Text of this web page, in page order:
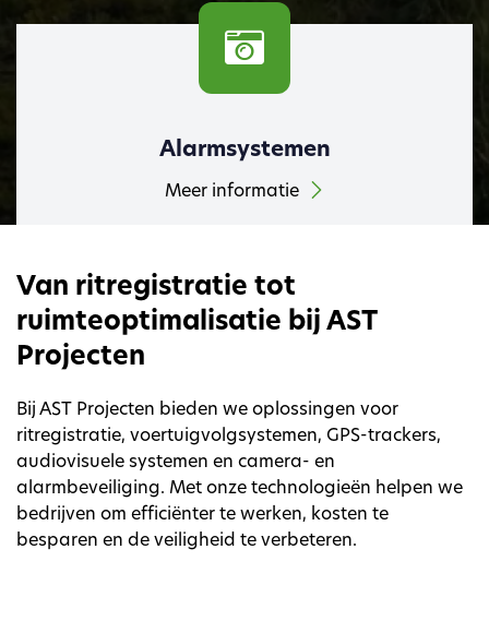
Alarmsystemen
Meer informatie
Van ritregistratie tot
ruimteoptimalisatie bij AST
Projecten
Bij AST Projecten bieden we oplossingen voor
ritregistratie, voertuigvolgsystemen, GPS-trackers,
audiovisuele systemen en camera- en
alarmbeveiliging. Met onze technologieën helpen we
bedrijven om efficiënter te werken, kosten te
besparen en de veiligheid te verbeteren.